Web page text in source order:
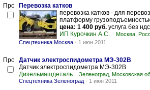
Перевозка катков
перевозка катков - для
платформу
цена: 1 400 руб. услуга без
ИП Курочкин А.С.
Москва,
Спецтехника Москва - 1 июн 2011
Датчик электроспидометра МЭ-302В
Датчик электроспидометра МЭ-302В
Дизельмашдеталь
Зеленоград, Московская
Спецтехника Зеленоград - 1 июн 2011